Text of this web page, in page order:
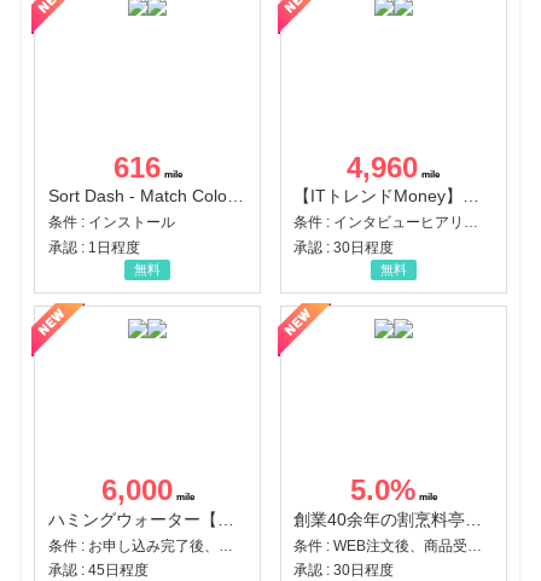
616
Sort Dash - Match Color Puzzle（チャレンジ11完了）（Android）
条件 : インストール
承認 : 1日程度
無料
4,960
【ITトレンドMoney】相談プロモーション
条件 : インタビューヒアリング完了
承認 : 30日程度
無料
6,000
承認 : 45日程度
5.0%
承認 : 30日程度